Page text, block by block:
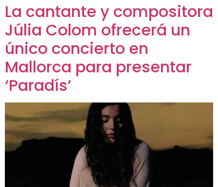
La cantante y compositora
Júlia Colom ofrecerá un
único concierto en
Mallorca para presentar
‘Paradís’